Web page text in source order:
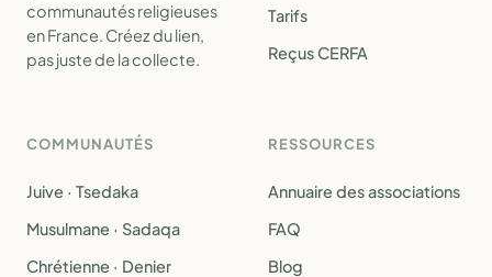
communautés religieuses
en France. Créez du lien,
pas juste de la collecte.
Tarifs
Reçus CERFA
COMMUNAUTÉS
Juive · Tsedaka
Musulmane · Sadaqa
Chrétienne · Denier
RESSOURCES
Annuaire des associations
FAQ
Blog